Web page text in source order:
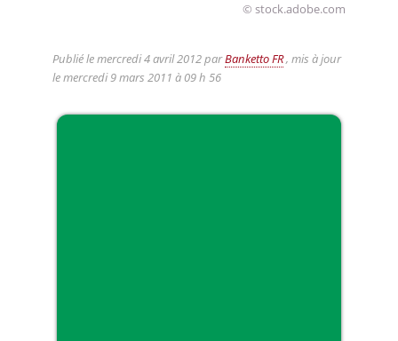
© stock.adobe.com
Publié lemercredi 4 avril 2012parBanketto FR, mis à jour
lemercredi 9 mars 2011 à 09 h 56